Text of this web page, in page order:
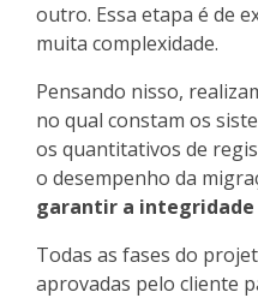
outro. Essa etapa é de
muita complexidade.
Pensando nisso,
no qual constam os
os quantitativos de
o desempenho da
garantir a integridade
Todas as fases do
aprovadas pelo cliente